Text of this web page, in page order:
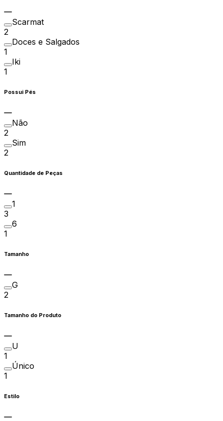
Scarmat
2
Doces e Salgados
1
Iki
1
Possui Pés
Não
2
Sim
2
Quantidade de Peças
1
3
6
1
Tamanho
G
2
Tamanho do Produto
U
1
Único
1
Estilo